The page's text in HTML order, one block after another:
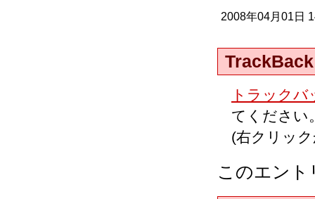
2008年04月01日
TrackBack
トラックバ
てください
(右クリッ
このエン